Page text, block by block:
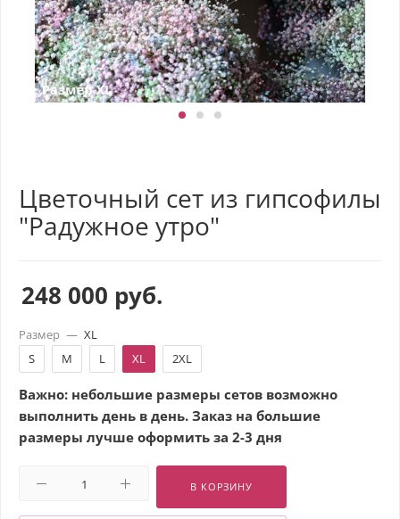
Цветочный сет из гипсофилы
"Радужное утро"
248 000 руб.
Размер — XL
S
M L XL 2XL
Важно: небольшие размеры сетов возможно
выполнить день в день. Заказ на большие
размеры лучше оформить за 2-3 дня
В КОРЗИНУ